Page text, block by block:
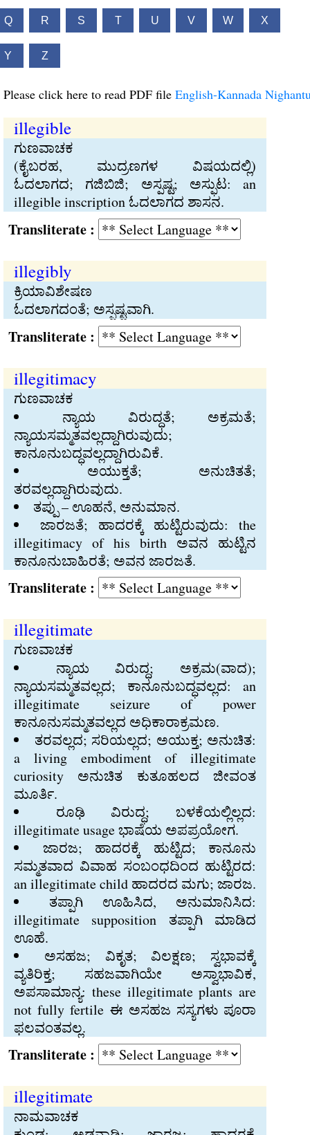
Q R S T U V W X
Y Z
Please click here to read PDF file English-Kannada
illegible
ಗುಣವಾಚಕ
(ಕೈಬರಹ, ಮುದ್ರಣಗಳ ವಿಷಯದಲ್ಲಿ)
ಓದಲಾಗದ; ಗಜಿಬಿಜಿ; ಅಸ್ಪಷ್ಟ; ಅಸ್ಫುಟ: an
illegible inscription ಓದಲಾಗದ ಶಾಸನ.
:
illegibly
ಕ್ರಿಯಾವಿಶೇಷಣ
ಓದಲಾಗದಂತೆ; ಅಸ್ಪಷ್ಟವಾಗಿ.
:
illegitimacy
ಗುಣವಾಚಕ
ನ್ಯಾಯ ವಿರುದ್ಧತೆ; ಅಕ್ರಮತೆ;
ನ್ಯಾಯಸಮ್ಮತವಲ್ಲದ್ದಾಗಿರುವುದು;
ಕಾನೂನುಬದ್ಧವಲ್ಲದ್ದಾಗಿರುವಿಕೆ.
ಅಯುಕ್ತತೆ; ಅನುಚಿತತೆ;
ತರವಲ್ಲದ್ದಾಗಿರುವುದು.
ತಪ್ಪು – ಊಹನೆ, ಅನುಮಾನ.
ಜಾರಜತೆ; ಹಾದರಕ್ಕೆ ಹುಟ್ಟಿರುವುದು: the
illegitimacy of his birth ಅವನ ಹುಟ್ಟಿನ
ಕಾನೂನುಬಾಹಿರತೆ; ಅವನ ಜಾರಜತೆ.
:
illegitimate
ಗುಣವಾಚಕ
ನ್ಯಾಯ ವಿರುದ್ಧ; ಅಕ್ರಮ(ವಾದ);
ನ್ಯಾಯಸಮ್ಮತವಲ್ಲದ; ಕಾನೂನುಬದ್ಧವಲ್ಲದ: an
illegitimate seizure of power
ಕಾನೂನುಸಮ್ಮತವಲ್ಲದ ಅಧಿಕಾರಾಕ್ರಮಣ.
ತರವಲ್ಲದ; ಸರಿಯಲ್ಲದ; ಅಯುಕ್ತ; ಅನುಚಿತ:
a living embodiment of illegitimate
curiosity ಅನುಚಿತ ಕುತೂಹಲದ ಜೀವಂತ
ಮೂರ್ತಿ.
ರೂಢಿ ವಿರುದ್ಧ; ಬಳಕೆಯಲ್ಲಿಲ್ಲದ:
illegitimate usage ಭಾಷೆಯ ಅಪಪ್ರಯೋಗ.
ಜಾರಜ; ಹಾದರಕ್ಕೆ ಹುಟ್ಟಿದ; ಕಾನೂನು
ಸಮ್ಮತವಾದ ವಿವಾಹ ಸಂಬಂಧದಿಂದ ಹುಟ್ಟಿರದ:
an illegitimate child ಹಾದರದ ಮಗು; ಜಾರಜ.
ತಪ್ಪಾಗಿ ಊಹಿಸಿದ, ಅನುಮಾನಿಸಿದ:
illegitimate supposition ತಪ್ಪಾಗಿ ಮಾಡಿದ
ಊಹೆ.
ಅಸಹಜ; ವಿಕೃತ; ವಿಲಕ್ಷಣ; ಸ್ವಭಾವಕ್ಕೆ
ವ್ಯತಿರಿಕ್ತ; ಸಹಜವಾಗಿಯೇ ಅಸ್ವಾಭಾವಿಕ,
ಅಪಸಾಮಾನ್ಯ: these illegitimate plants are
not fully fertile ಈ ಅಸಹಜ ಸಸ್ಯಗಳು ಪೂರಾ
ಫಲವಂತವಲ್ಲ.
:
illegitimate
ನಾಮವಾಚಕ